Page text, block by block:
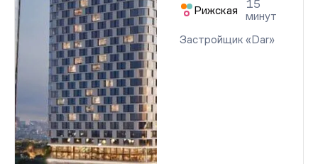
Рижская
15
минут
Застройщик «Dar»